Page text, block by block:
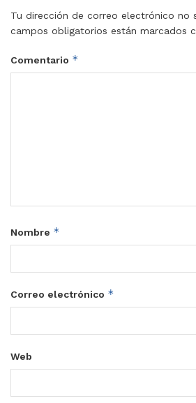
Tu dirección de correo electrónico no
campos obligatorios están marcados
Comentario *
Nombre *
Correo electrónico *
Web